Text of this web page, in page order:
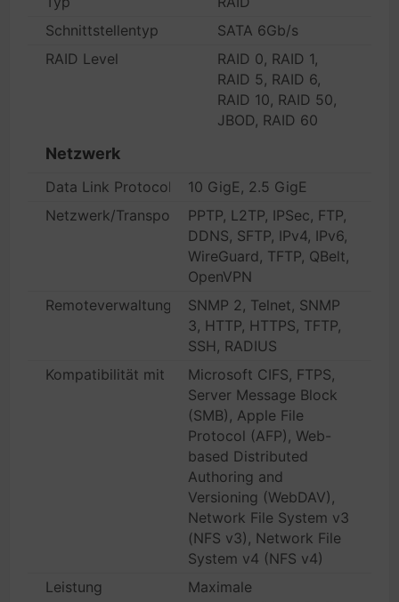
Schnittstellentyp
SATA 6Gb/s
RAID Level
RAID 0, RAID 1,
RAID 5, RAID 6,
RAID 10, RAID 50,
JBOD, RAID 60
Netzwerk
Data Link Protocol
10 GigE, 2.5 GigE
Netzwerk/TransportprotokollPPTP, L2TP, IPSec, FTP,
DDNS, SFTP, IPv4, IPv6,
WireGuard, TFTP, QBelt,
OpenVPN
RemoteverwaltungsprotokollSNMP 2, Telnet, SNMP
3, HTTP, HTTPS, TFTP,
SSH, RADIUS
Kompatibilität mit Netzwerk-Services
Microsoft CIFS, FTPS,
Server Message Block
(SMB), Apple File
Protocol (AFP), Web-
based Distributed
Authoring and
Versioning (WebDAV),
Network File System v3
(NFS v3), Network File
System v4 (NFS v4)
Leistung
Maximale